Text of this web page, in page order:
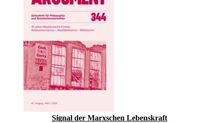
Signal der Marxschen Lebenskraft